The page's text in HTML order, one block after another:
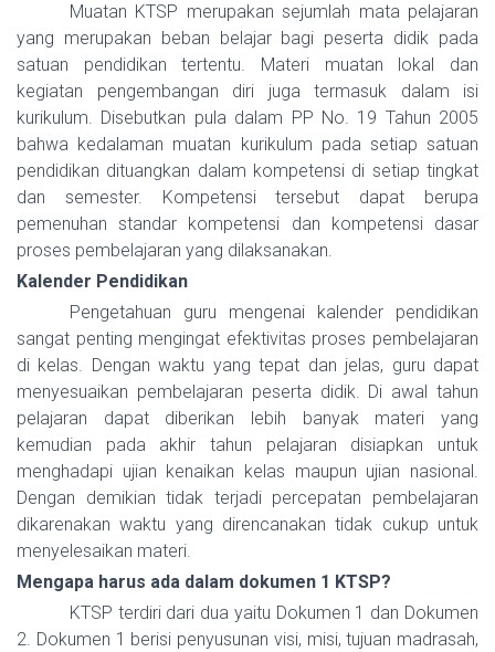
Muatan KTSP merupakan sejumlah mata pelajaran
yang merupakan beban belajar bagi peserta didik pada
satuan pendidikan tertentu. Materi muatan lokal dan
kegiatan pengembangan diri juga termasuk dalam isi
kurikulum. Disebutkan pula dalam PP No. 19 Tahun 2005
bahwa kedalaman muatan kurikulum pada setiap satuan
pendidikan dituangkan dalam kompetensi di setiap tingkat
dan semester. Kompetensi tersebut dapat berupa
pemenuhan standar kompetensi dan kompetensi dasar
proses pembelajaran yang dilaksanakan.
Kalender Pendidikan
Pengetahuan guru mengenai kalender pendidikan
sangat penting mengingat efektivitas proses pembelajaran
di kelas. Dengan waktu yang tepat dan jelas, guru dapat
menyesuaikan pembelajaran peserta didik. Di awal tahun
pelajaran dapat diberikan lebih banyak materi yang
kemudian pada akhir tahun pelajaran disiapkan untuk
menghadapi ujian kenaikan kelas maupun ujian nasional.
Dengan demikian tidak terjadi percepatan pembelajaran
dikarenakan waktu yang direncanakan tidak cukup untuk
menyelesaikan materi.
Mengapa harus ada dalam dokumen 1 KTSP?
KTSP terdiri dari dua yaitu Dokumen 1 dan Dokumen
2. Dokumen 1 berisi penyusunan visi, misi, tujuan madrasah,